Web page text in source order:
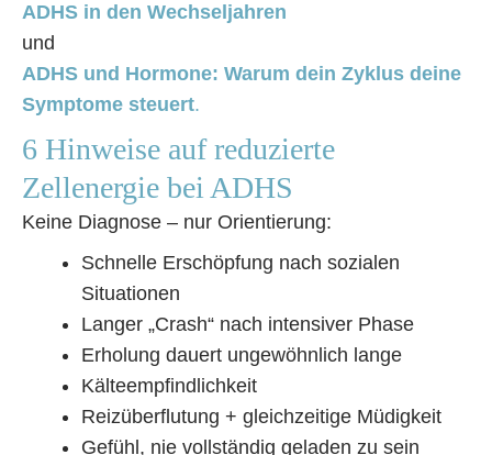
ADHS in den Wechseljahren
und
ADHS und Hormone: Warum dein Zyklus deine
Symptome steuert.
6 Hinweise auf reduzierte
Zellenergie bei ADHS
Keine Diagnose – nur Orientierung:
Schnelle Erschöpfung nach sozialen
Situationen
Langer „Crash“ nach intensiver Phase
Erholung dauert ungewöhnlich lange
Kälteempfindlichkeit
Reizüberflutung + gleichzeitige Müdigkeit
Gefühl, nie vollständig geladen zu sein